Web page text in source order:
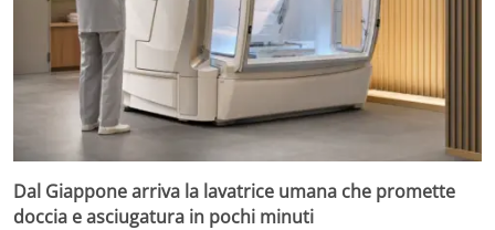
Dal Giappone arriva la lavatrice umana che promette
doccia e asciugatura in pochi minuti